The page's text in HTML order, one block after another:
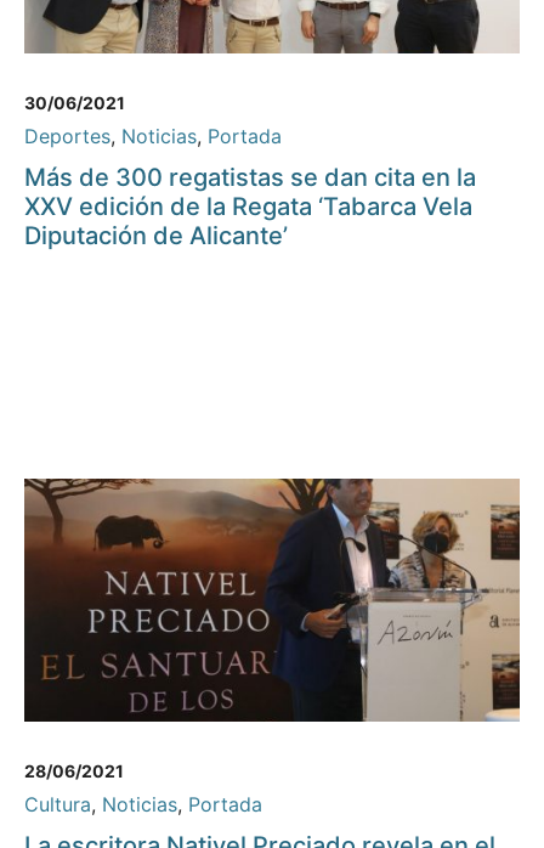
30/06/2021
Deportes, Noticias, Portada
Más de 300 regatistas se dan cita en la
XXV edición de la Regata ‘Tabarca Vela
Diputación de Alicante’
28/06/2021
Cultura, Noticias, Portada